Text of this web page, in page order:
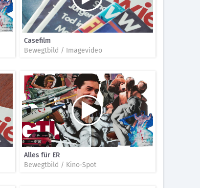
Casefilm
Bewegtbild / Imagevideo
Alles für ER
Bewegtbild / Kino-Spot